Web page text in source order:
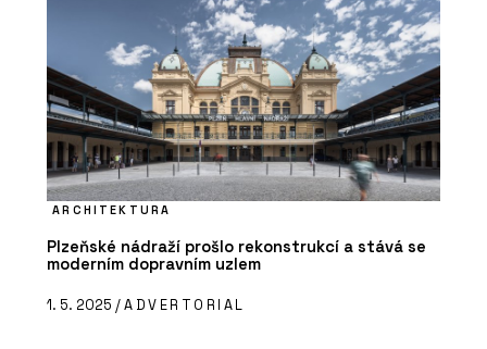
ARCHITEKTURA
Plzeňské nádraží prošlo rekonstrukcí a stává se
moderním dopravním uzlem
1. 5. 2025 /ADVERTORIAL